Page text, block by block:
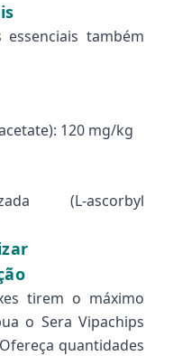
também
120 mg/kg
(L-ascorbyl
tirem o máximo
o Sera Vipachips
quantidades